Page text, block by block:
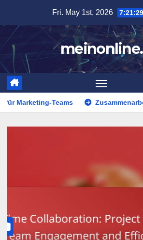
content
Fri. May 1st, 2026
Zusammenarbeitstools: